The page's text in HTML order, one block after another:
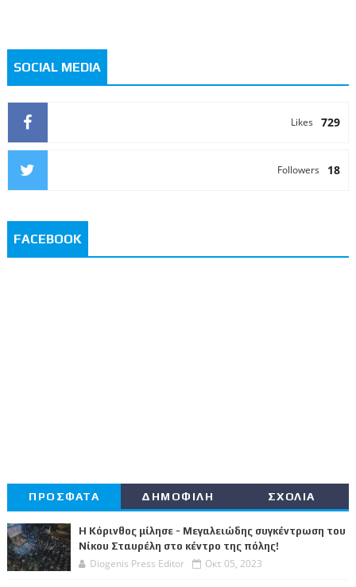
SOCIAL MEDIA
729
Likes
18
Followers
FACEBOOK
ΠΡΟΣΦΑΤΑ ΔΗΜΟΦΙΛΗ ΣΧΟΛΙΑ
Η Κόρινθος μίλησε - Μεγαλειώδης συγκέντρωση του
Νίκου Σταυρέλη στο κέντρο της πόλης!
Diogenis Press Editor Οκτ 05, 2023